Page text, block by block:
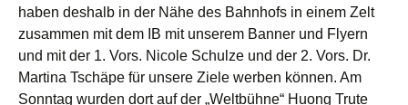
haben deshalb in der Nähe des Bahnhofs in einem Zelt
zusammen mit dem IB mit unserem Banner und Flyern
und mit der 1. Vors. Nicole Schulze und der 2. Vors. Dr.
Martina Tschäpe für unsere Ziele werben können. Am
Sonntag wurden dort auf der „Weltbühne“ Huong Trute